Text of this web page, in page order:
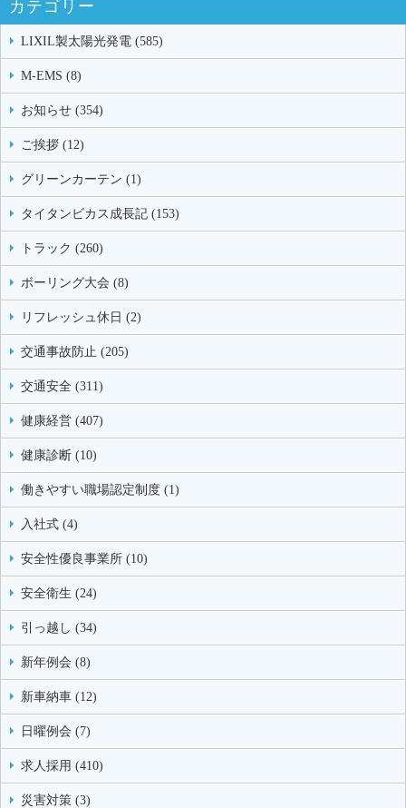
カテゴリー
LIXIL製太陽光発電 (585)
M-EMS (8)
お知らせ (354)
ご挨拶 (12)
グリーンカーテン (1)
タイタンビカス成長記 (153)
トラック (260)
ボーリング大会 (8)
リフレッシュ休日 (2)
交通事故防止 (205)
交通安全 (311)
健康経営 (407)
健康診断 (10)
働きやすい職場認定制度 (1)
入社式 (4)
安全性優良事業所 (10)
安全衛生 (24)
引っ越し (34)
新年例会 (8)
新車納車 (12)
日曜例会 (7)
求人採用 (410)
災害対策 (3)